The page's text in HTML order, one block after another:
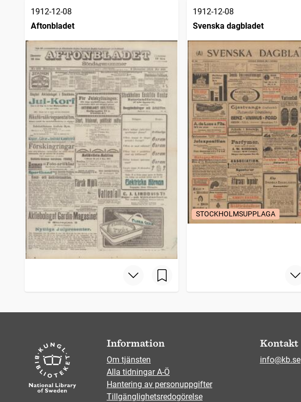
1912-12-08
Aftonbladet
1912-12-08
Svenska dagbladet
STOCKHOLMSUPPLAGA
Information
Om tjänsten
Alla tidningar A-Ö
Hantering av personuppgifter
Tillgänglighetsredogörelse
Kontakt
info@kb.se